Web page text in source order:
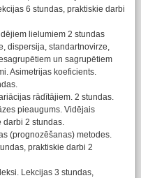
6 stundas, praktiskie darbi
lielumiem 2 stundas
dispersija, standartnovirze,
un sagrupētiem
Asimetrijas koeficients.
rādītājiem. 2 stundas.
pieaugums. Vidējais
darbi 2 stundas.
(prognozēšanas) metodes.
praktiskie darbi 2
Lekcijas 3 stundas,